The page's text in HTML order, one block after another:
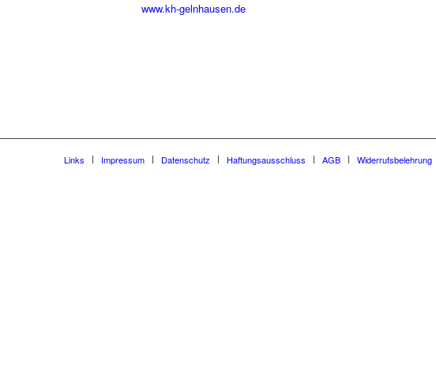
www.kh-gelnhausen.de
Links Impressum Datenschutz Haftungsausschluss AGB Widerrufsbelehrung